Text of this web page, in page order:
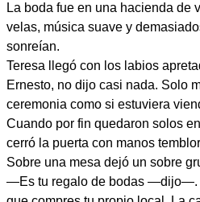
La boda fue en una hacienda de
velas, música suave y
sonreían.
Teresa llegó con los labios
Ernesto, no dijo casi nada. Solo
ceremonia como si estuviera
Cuando por fin quedaron solos
cerró la puerta con manos
Sobre una mesa dejó un sobre
—Es tu regalo de bodas —dijo—.